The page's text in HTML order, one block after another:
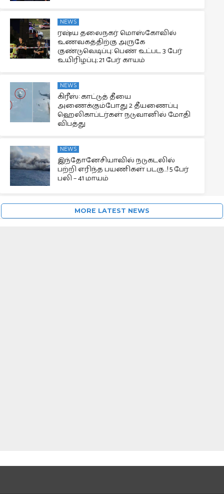
NEWS
ரஷ்ய தலைநகர் மொஸ்கோவில்
உணவகத்திற்கு அருகே
குண்டுவெடிப்பு: பெண் உட்பட 3 பேர்
உயிரிழப்பு; 21 பேர் காயம்
NEWS
கிரீஸ்: காட்டுத் தீயை
அணைக்கும்போது 2 தீயணைப்பு
ஹெலிகாப்டர்கள் நடுவானில் மோதி
விபத்து
NEWS
இந்தோனேசியாவில் நடுகடலில்
பற்றி எரிந்த பயணிகள் படகு…! 5 பேர்
பலி – 41 மாயம்
MORE LATEST NEWS